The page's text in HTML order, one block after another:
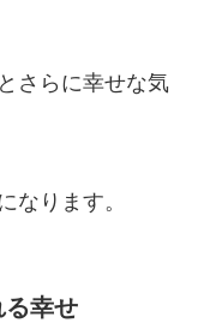
さらに幸せな気
なります。
る幸せ